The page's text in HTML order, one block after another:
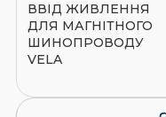
ВВІД ЖИВЛЕННЯ
ДЛЯ МАГНІТНОГО
ШИНОПРОВОДУ
VELA